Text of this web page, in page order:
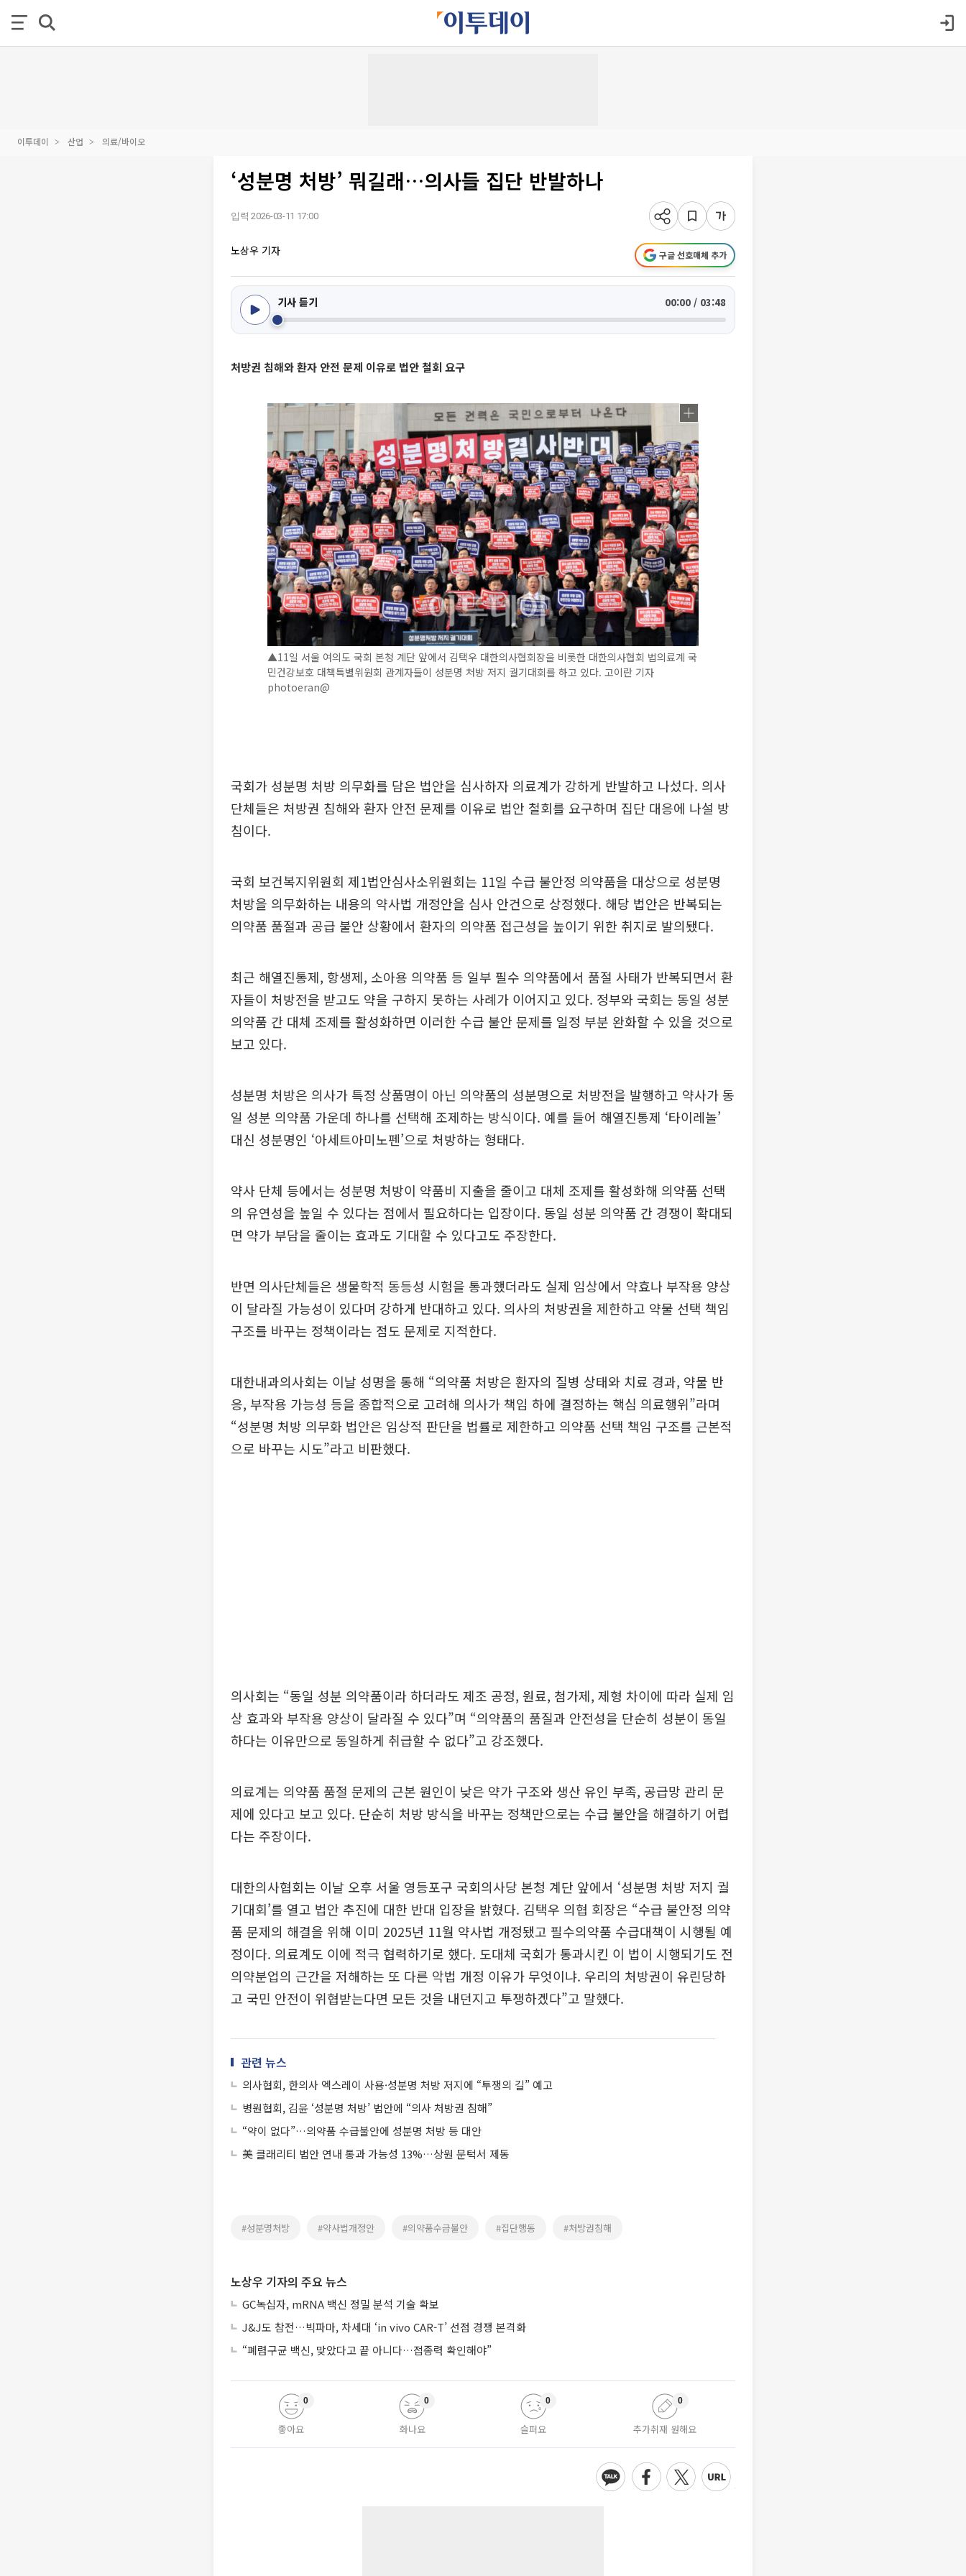
이투데이 산업 의료/바이오
‘성분명 처방’ 뭐길래…의사들 집단 반발하나
입력 2026-03-11 17:00
노상우 기자 구글 선호매체 추가
기사 듣기 00:00 / 03:48
처방권 침해와 환자 안전 문제 이유로 법안 철회 요구
▲11일 서울 여의도 국회 본청 계단 앞에서 김택우 대한의사협회장을 비롯한 대한의사협회 법의료계 국
민건강보호 대책특별위원회 관계자들이 성분명 처방 저지 궐기대회를 하고 있다. 고이란 기자
photoeran@
국회가 성분명 처방 의무화를 담은 법안을 심사하자 의료계가 강하게 반발하고 나섰다. 의사
단체들은 처방권 침해와 환자 안전 문제를 이유로 법안 철회를 요구하며 집단 대응에 나설 방
침이다.
국회 보건복지위원회 제1법안심사소위원회는 11일 수급 불안정 의약품을 대상으로 성분명
처방을 의무화하는 내용의 약사법 개정안을 심사 안건으로 상정했다. 해당 법안은 반복되는
의약품 품절과 공급 불안 상황에서 환자의 의약품 접근성을 높이기 위한 취지로 발의됐다.
최근 해열진통제, 항생제, 소아용 의약품 등 일부 필수 의약품에서 품절 사태가 반복되면서 환
자들이 처방전을 받고도 약을 구하지 못하는 사례가 이어지고 있다. 정부와 국회는 동일 성분
의약품 간 대체 조제를 활성화하면 이러한 수급 불안 문제를 일정 부분 완화할 수 있을 것으로
보고 있다.
성분명 처방은 의사가 특정 상품명이 아닌 의약품의 성분명으로 처방전을 발행하고 약사가 동
일 성분 의약품 가운데 하나를 선택해 조제하는 방식이다. 예를 들어 해열진통제 ‘타이레놀’
대신 성분명인 ‘아세트아미노펜’으로 처방하는 형태다.
약사 단체 등에서는 성분명 처방이 약품비 지출을 줄이고 대체 조제를 활성화해 의약품 선택
의 유연성을 높일 수 있다는 점에서 필요하다는 입장이다. 동일 성분 의약품 간 경쟁이 확대되
면 약가 부담을 줄이는 효과도 기대할 수 있다고도 주장한다.
반면 의사단체들은 생물학적 동등성 시험을 통과했더라도 실제 임상에서 약효나 부작용 양상
이 달라질 가능성이 있다며 강하게 반대하고 있다. 의사의 처방권을 제한하고 약물 선택 책임
구조를 바꾸는 정책이라는 점도 문제로 지적한다.
대한내과의사회는 이날 성명을 통해 “의약품 처방은 환자의 질병 상태와 치료 경과, 약물 반
응, 부작용 가능성 등을 종합적으로 고려해 의사가 책임 하에 결정하는 핵심 의료행위”라며
“성분명 처방 의무화 법안은 임상적 판단을 법률로 제한하고 의약품 선택 책임 구조를 근본적
으로 바꾸는 시도”라고 비판했다.
의사회는 “동일 성분 의약품이라 하더라도 제조 공정, 원료, 첨가제, 제형 차이에 따라 실제 임
상 효과와 부작용 양상이 달라질 수 있다”며 “의약품의 품질과 안전성을 단순히 성분이 동일
하다는 이유만으로 동일하게 취급할 수 없다”고 강조했다.
의료계는 의약품 품절 문제의 근본 원인이 낮은 약가 구조와 생산 유인 부족, 공급망 관리 문
제에 있다고 보고 있다. 단순히 처방 방식을 바꾸는 정책만으로는 수급 불안을 해결하기 어렵
다는 주장이다.
대한의사협회는 이날 오후 서울 영등포구 국회의사당 본청 계단 앞에서 ‘성분명 처방 저지 궐
기대회’를 열고 법안 추진에 대한 반대 입장을 밝혔다. 김택우 의협 회장은 “수급 불안정 의약
품 문제의 해결을 위해 이미 2025년 11월 약사법 개정됐고 필수의약품 수급대책이 시행될 예
정이다. 의료계도 이에 적극 협력하기로 했다. 도대체 국회가 통과시킨 이 법이 시행되기도 전
의약분업의 근간을 저해하는 또 다른 악법 개정 이유가 무엇이냐. 우리의 처방권이 유린당하
고 국민 안전이 위협받는다면 모든 것을 내던지고 투쟁하겠다”고 말했다.
관련 뉴스
의사협회, 한의사 엑스레이 사용·성분명 처방 저지에 “투쟁의 길” 예고
병원협회, 김윤 ‘성분명 처방’ 법안에 “의사 처방권 침해”
“약이 없다”…의약품 수급불안에 성분명 처방 등 대안
美 클래리티 법안 연내 통과 가능성 13%…상원 문턱서 제동
#성분명처방 #약사법개정안 #의약품수급불안 #집단행동 #처방권침해
노상우 기자의 주요 뉴스
GC녹십자, mRNA 백신 정밀 분석 기술 확보
J&J도 참전…빅파마, 차세대 ‘in vivo CAR-T’ 선점 경쟁 본격화
“폐렴구균 백신, 맞았다고 끝 아니다…접종력 확인해야”
좋아요
0
화나요
0
슬퍼요
0
추가취재 원해요
0